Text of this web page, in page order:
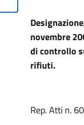
novembre
di controllo
rifiuti.
Rep. Atti n.